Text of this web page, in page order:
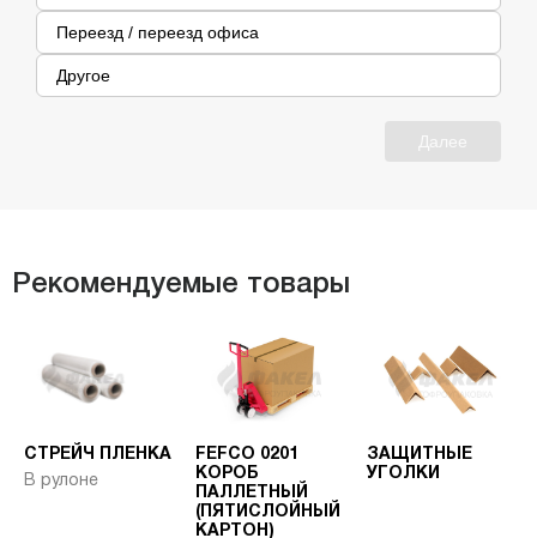
Переезд / переезд офиса
Другое
Далее
Рекомендуемые товары
СТРЕЙЧ ПЛЕНКА
В рулоне
FEFCO 0201
КОРОБ
ПАЛЛЕТНЫЙ
(ПЯТИСЛОЙНЫЙ
КАРТОН)
ЗАЩИТНЫЕ
УГОЛКИ